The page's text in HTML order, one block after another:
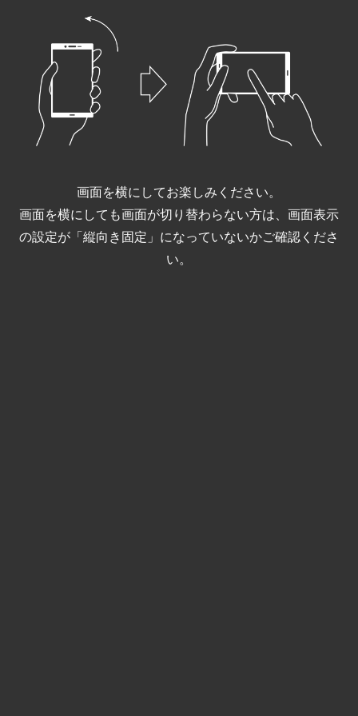
画面を横にしてお楽しみください。
画面を横にしても画面が切り替わらない方は、画面表示
の設定が「縦向き固定」になっていないかご確認くださ
い。